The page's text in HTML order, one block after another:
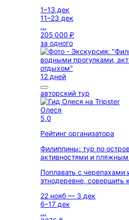
1–13 дек
11–23 дек
...
205 000 ₽
за одного
12 дней
авторский тур
Олеся
5,0
Рейтинг организатора
Филиппины: тур по
активностями и
Поплавать с черепахами
этнодеревне, совершить
22 нояб — 3 дек
6–17 дек
...